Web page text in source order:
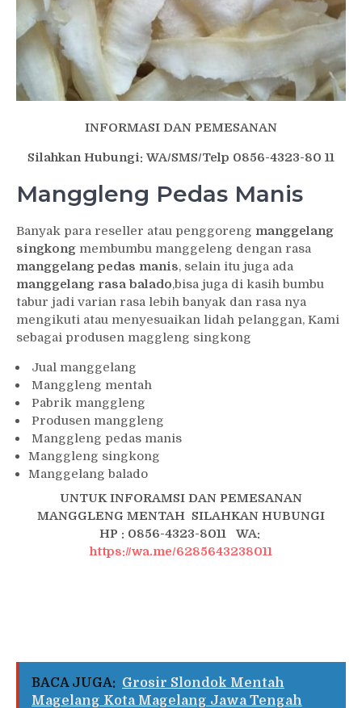
INFORMASI DAN PEMESANAN
Silahkan Hubungi: WA/SMS/Telp 0856-4323-80 11
Manggleng Pedas Manis
Banyak para reseller atau penggoreng manggelang
singkong membumbu manggeleng dengan rasa
manggelang pedas manis, selain itu juga ada
manggelang rasa balado,bisa juga di kasih bumbu
tabur jadi varian rasa lebih banyak dan rasa nya
mengikuti atau menyesuaikan lidah pelanggan, Kami
sebagai produsen maggleng singkong
Jual manggelang
Manggleng mentah
Pabrik manggleng
Produsen manggleng
Manggleng pedas manis
Manggleng singkong
Manggelang balado
UNTUK INFORAMSI DAN PEMESANAN
MANGGLENG MENTAH SILAHKAN HUBUNGI
HP : 0856-4323-8011WA:
https://wa.me/6285643238011
BACA JUGA: Grosir Slondok Mentah
Magelang Kota Magelang Jawa Tengah